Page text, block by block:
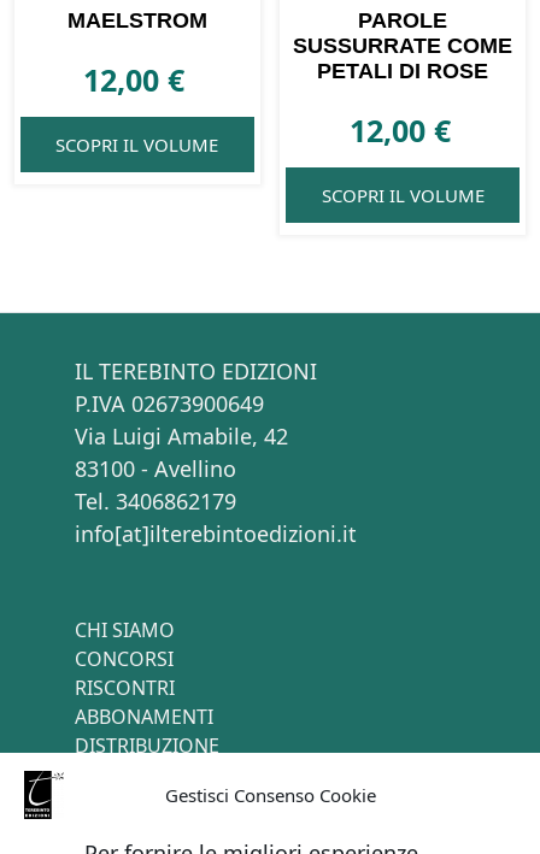
Gestisci Consenso Cookie
MAELSTROM
12,00€
SCOPRI IL VOLUME
PAROLE
SUSSURRATE COME
PETALI DI ROSE
12,00 €
SCOPRI IL VOLUME
IL TEREBINTO EDIZIONI
P.IVA 02673900649
Via Luigi Amabile, 42
83100 - Avellino
Tel. 3406862179
info[at]ilterebintoedizioni.it
CHI SIAMO
CONCORSI
RISCONTRI
ABBONAMENTI
DISTRIBUZIONE